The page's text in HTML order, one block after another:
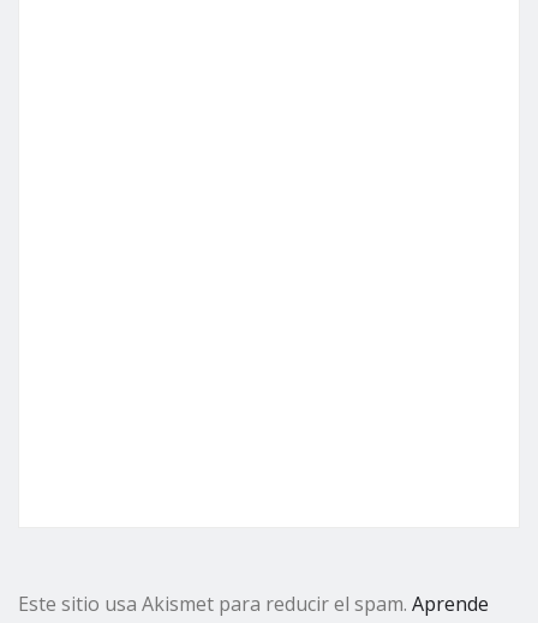
Este sitio usa Akismet para reducir el spam. Aprende